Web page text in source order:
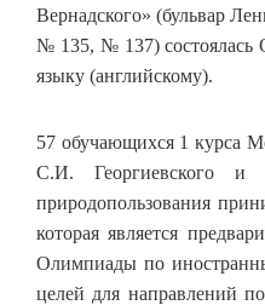
Вернадского» (бульвар
№ 135, № 137) состоялась
языку (английскому).
57 обучающихся 1 курса
С.И. Георгиевского и
природопользования
которая является
Олимпиады по
целей для направлений